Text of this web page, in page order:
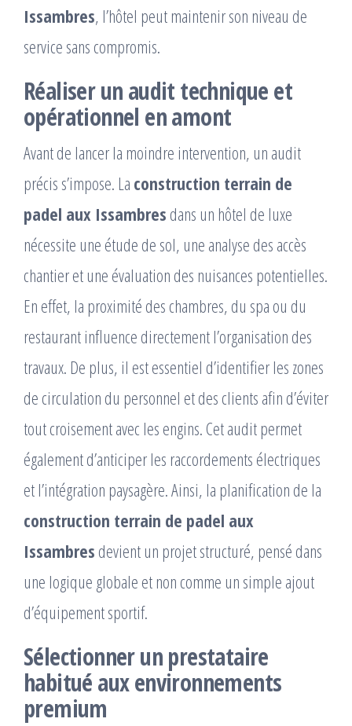
Issambres, l’hôtel peut maintenir son niveau de
service sans compromis.
Réaliser un audit technique et
opérationnel en amont
Avant de lancer la moindre intervention, un audit
précis s’impose. La construction terrain de
padel aux Issambres dans un hôtel de luxe
nécessite une étude de sol, une analyse des accès
chantier et une évaluation des nuisances potentielles.
En effet, la proximité des chambres, du spa ou du
restaurant influence directement l’organisation des
travaux. De plus, il est essentiel d’identifier les zones
de circulation du personnel et des clients afin d’éviter
tout croisement avec les engins. Cet audit permet
également d’anticiper les raccordements électriques
et l’intégration paysagère. Ainsi, la planification de la
construction terrain de padel aux
Issambres devient un projet structuré, pensé dans
une logique globale et non comme un simple ajout
d’équipement sportif.
Sélectionner un prestataire
habitué aux environnements
premium